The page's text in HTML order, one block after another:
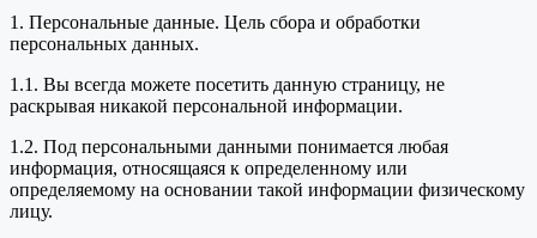
1. Персональные данные. Цель сбора и обработки
персональных данных.
1.1. Вы всегда можете посетить данную страницу, не
раскрывая никакой персональной информации.
1.2. Под персональными данными понимается любая
информация, относящаяся к определенному или
определяемому на основании такой информации физическому
лицу.